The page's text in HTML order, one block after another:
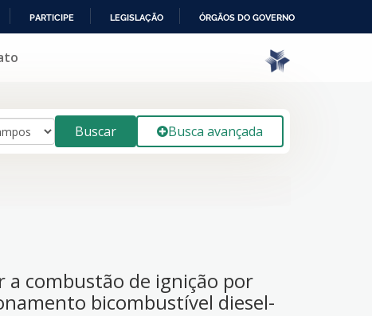
PARTICIPE LEGISLAÇÃO ÓRGÃOS DO GOVERNO
Buscar Busca avançada
combustão de ignição por
bicombustível diesel-